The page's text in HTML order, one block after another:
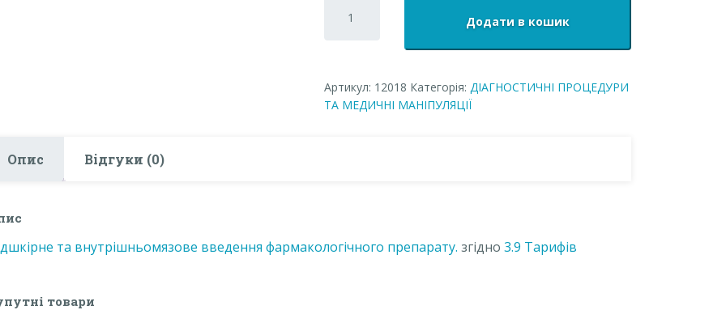
препарату.
кількість
Додати в кошик
Артикул: 12018 Категорія:ДІАГНОСТИЧНІ ПРОЦЕДУРИ
ТА МЕДИЧНІ МАНІПУЛЯЦІЇ
Опис Відгуки (0)
та внутрішньомязове введення фармакологічного препарату. згідно 3.9 Тарифів
товари